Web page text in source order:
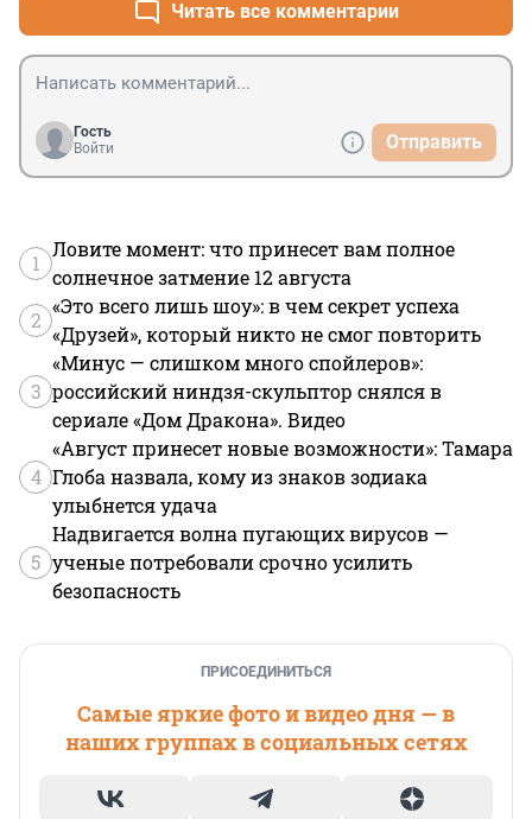
ударил по ним самим..Читать все комментарии
Гость
Войти
Отправить
1
Ловите момент: что принесет вам полное
солнечное затмение 12 августа
2
«Это всего лишь шоу»: в чем секрет успеха
«Друзей», который никто не смог повторить
3
«Минус — слишком много спойлеров»:
российский ниндзя-скульптор снялся в
сериале «Дом Дракона». Видео
4
«Август принесет новые возможности»: Тамара
Глоба назвала, кому из знаков зодиака
улыбнется удача
5
Надвигается волна пугающих вирусов —
ученые потребовали срочно усилить
безопасность
ПРИСОЕДИНИТЬСЯ
Самые яркие фото и видео дня — в
наших группах в социальных сетях